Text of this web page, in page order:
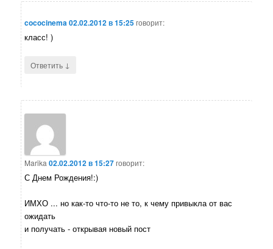
cococinema02.02.2012 в 15:25говорит:
класс! )
Ответить ↓
Marika 02.02.2012 в 15:27говорит:
С Днем Рождения!:)
ИМХО ... но как-то что-то не то, к чему привыкла от вас
ожидать
и получать - открывая новый пост